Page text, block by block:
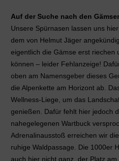
Auf der Suche nach den
Unsere Spürnasen lassen uns
dem von Helmut Jäger
eigentlich die Gämse erst riechen
können – leider Fehlanzeige!
oben am Namensgeber dieses
die Alpenkette am Horizont ab.
Wellness-Liege, um das
genießen. Dafür fehlt hier jedoch
nahegelegenen Wartbuck
Adrenalinausstoß erreichen wir
ruhige Waldpassage. Die 1000er
auch hier nicht ganz, der Platz